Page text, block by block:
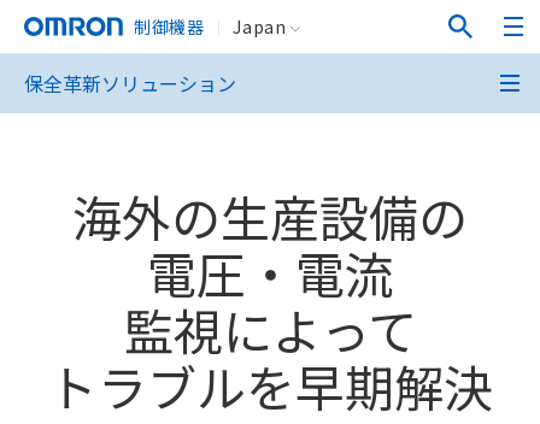
制御機器 Japan
保全革新ソリューション
海外の生産設備の
電圧・電流
監視によって
トラブルを早期解決